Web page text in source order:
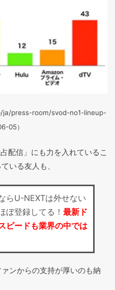
ja/press-room/svod-no1-lineup-
05）
配信」にも力を入れているこ
いる友人も、
らU-NEXTは外せない
ぼ登録してる！ 最新ド
ピードも業界の中では
ンからの支持が厚いのも納